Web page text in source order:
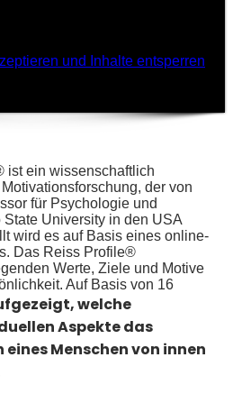
und Inhalte entsperren
ist ein wissenschaftlich
der von
für Psychologie und
University in den USA
wird es auf Basis eines online-
Das Reiss Profile®
Werte, Ziele und Motive
Auf Basis von 16
welche
Aspekte das
Menschen von innen